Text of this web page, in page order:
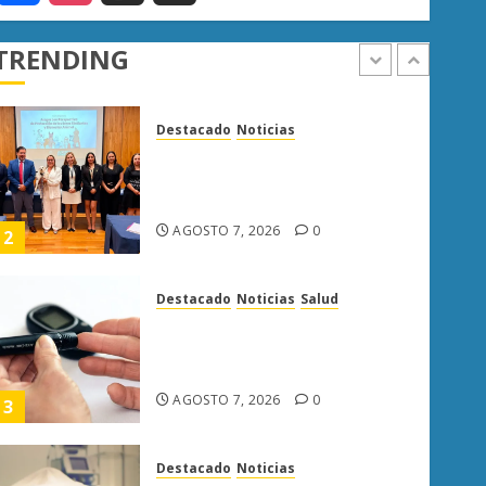
2
Poder Judicial de Michoacán
de bienestar animal
3
Destacado Noticias Salud
del país
Destacado Noticias
que el promedio del país